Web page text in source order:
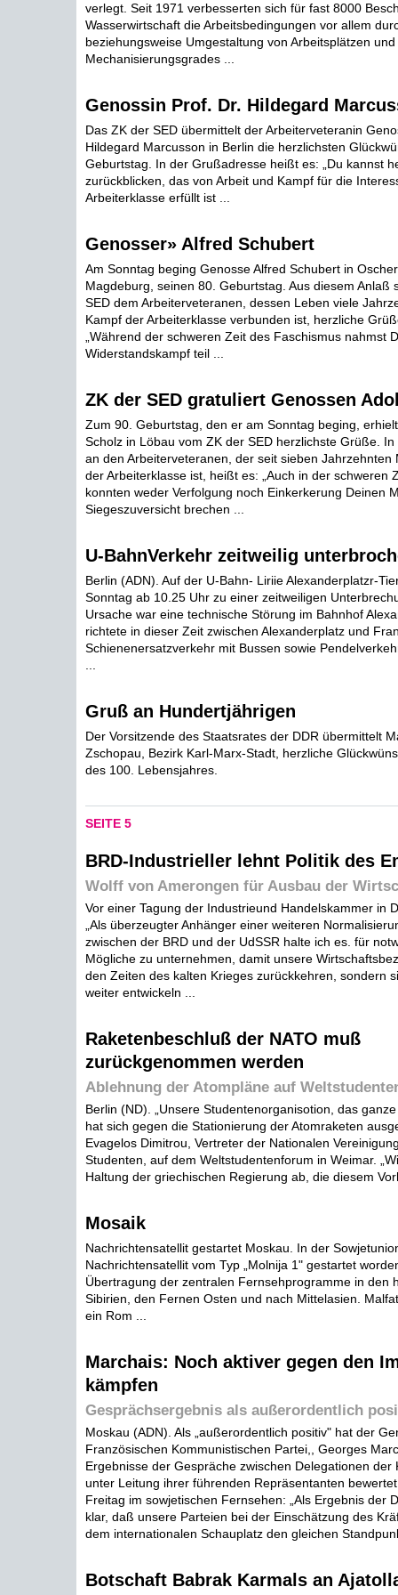
verlegt. Seit 1971 verbesserten sich für fast 8000
Wasserwirtschaft die Arbeitsbedingungen vor allem
beziehungsweise Umgestaltung von Arbeitsplätzen
Mechanisierungsgrades ...
Genossin Prof. Dr. Hildegard
Das ZK der SED übermittelt der Arbeiterveteranin
Hildegard Marcusson in Berlin die herzlichsten
Geburtstag. In der Grußadresse heißt es: „Du kannst
zurückblicken, das von Arbeit und Kampf für die
Arbeiterklasse erfüllt ist ...
Genosser» Alfred Schubert
Am Sonntag beging Genosse Alfred Schubert in
Magdeburg, seinen 80. Geburtstag. Aus diesem Anlaß
SED dem Arbeiterveteranen, dessen Leben viele
Kampf der Arbeiterklasse verbunden ist, herzliche
„Während der schweren Zeit des Faschismus nahmst
Widerstandskampf teil ...
ZK der SED gratuliert Genossen
Zum 90. Geburtstag, den er am Sonntag beging,
Scholz in Löbau vom ZK der SED herzlichste Grüße.
an den Arbeiterveteranen, der seit sieben Jahrzehnten
der Arbeiterklasse ist, heißt es: „Auch in der schweren
konnten weder Verfolgung noch Einkerkerung Deinen
Siegeszuversicht brechen ...
U-BahnVerkehr zeitweilig
Berlin (ADN). Auf der U-Bahn- Liriie Alexanderplatzr-
Sonntag ab 10.25 Uhr zu einer zeitweiligen
Ursache war eine technische Störung im Bahnhof
richtete in dieser Zeit zwischen Alexanderplatz und
Schienenersatzverkehr mit Bussen sowie
Gruß an Hundertjährigen
Der Vorsitzende des Staatsrates der DDR übermittelt
Zschopau, Bezirk Karl-Marx-Stadt, herzliche
des 100. Lebensjahres.
SEITE 5
BRD-Industrieller lehnt Politik des
Wolff von Amerongen für Ausbau der
Vor einer Tagung der Industrieund Handelskammer in
„Als überzeugter Anhänger einer weiteren
zwischen der BRD und der UdSSR halte ich es. für
Mögliche zu unternehmen, damit unsere
den Zeiten des kalten Krieges zurückkehren, sondern
weiter entwickeln ...
Raketenbeschluß der NATO muß
zurückgenommen werden
Ablehnung der Atompläne auf
Berlin (ND). „Unsere Studentenorganisotion, das
hat sich gegen die Stationierung der Atomraketen
Evagelos Dimitrou, Vertreter der Nationalen
Studenten, auf dem Weltstudentenforum in Weimar.
Haltung der griechischen Regierung ab, die diesem
Mosaik
Nachrichtensatellit gestartet Moskau. In der
Nachrichtensatellit vom Typ „Molnija 1" gestartet
Übertragung der zentralen Fernsehprogramme in den
Sibirien, den Fernen Osten und nach Mittelasien.
ein Rom ...
Marchais: Noch aktiver gegen den
kämpfen
Gesprächsergebnis als außerordentlich
Moskau (ADN). Als „außerordentlich positiv" hat der
Französischen Kommunistischen Partei,, Georges
Ergebnisse der Gespräche zwischen Delegationen der
unter Leitung ihrer führenden Repräsentanten
Freitag im sowjetischen Fernsehen: „Als Ergebnis der
klar, daß unsere Parteien bei der Einschätzung des
dem internationalen Schauplatz den gleichen
Botschaft Babrak Karmals an